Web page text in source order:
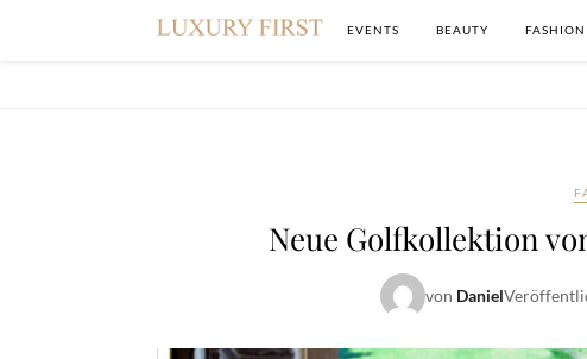
EVENTS BEAUTY FASHION
Neue Golfkollektion
von Daniel